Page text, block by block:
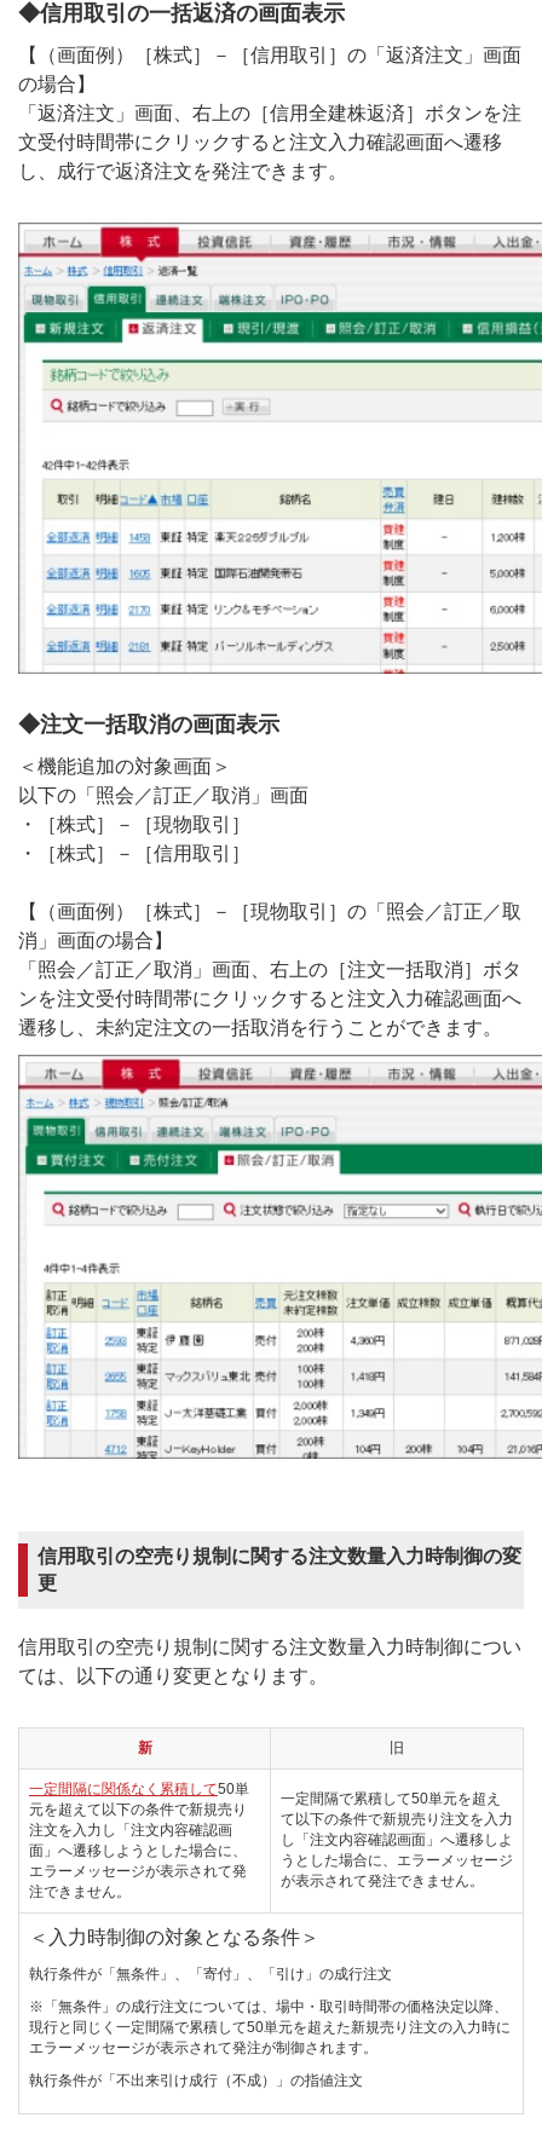
◆信用取引の一括返済の画面表示
【（画面例）［株式］－［信用取引］の「返済注文」画面
の場合】
「返済注文」画面、右上の［信用全建株返済］ボタンを注
文受付時間帯にクリックすると注文入力確認画面へ遷移
し、成行で返済注文を発注できます。
◆注文一括取消の画面表示
＜機能追加の対象画面＞
以下の「照会／訂正／取消」画面
・［株式］－［現物取引］
・［株式］－［信用取引］
【（画面例）［株式］－［現物取引］の「照会／訂正／取
消」画面の場合】
「照会／訂正／取消」画面、右上の［注文一括取消］ボタ
ンを注文受付時間帯にクリックすると注文入力確認画面へ
遷移し、未約定注文の一括取消を行うことができます。
信用取引の空売り規制に関する注文数量入力時制御の変
更
信用取引の空売り規制に関する注文数量入力時制御につい
ては、以下の通り変更となります。
新 旧
一定間隔に関係なく累積して50単
元を超えて以下の条件で新規売り
注文を入力し「注文内容確認画
面」へ遷移しようとした場合に、
エラーメッセージが表示されて発
注できません。
一定間隔で累積して50単元を超え
て以下の条件で新規売り注文を入力
し「注文内容確認画面」へ遷移しよ
うとした場合に、エラーメッセージ
が表示されて発注できません。
＜入力時制御の対象となる条件＞
執行条件が「無条件」、「寄付」、「引け」の成行注文
※「無条件」の成行注文については、場中・取引時間帯の価格決定以降、
現行と同じく一定間隔で累積して50単元を超えた新規売り注文の入力時に
エラーメッセージが表示されて発注が制御されます。
執行条件が「不出来引け成行（不成）」の指値注文